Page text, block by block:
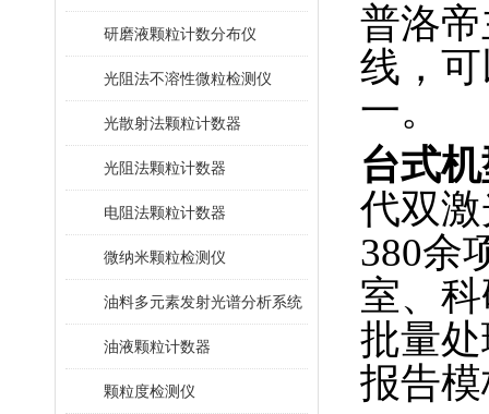
研磨液颗粒计数分布仪
光阻法不溶性微粒检测仪
光散射法颗粒计数器
光阻法颗粒计数器
电阻法颗粒计数器
微纳米颗粒检测仪
油料多元素发射光谱分析系统
油液颗粒计数器
颗粒度检测仪
普洛
线，
一。
台式
代双
380余
室、
批量
报告